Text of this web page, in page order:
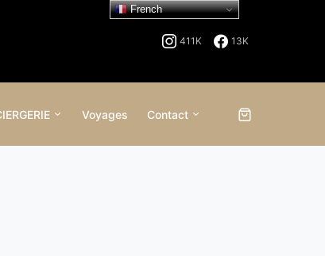
411K 13K
Voyages Contact
French